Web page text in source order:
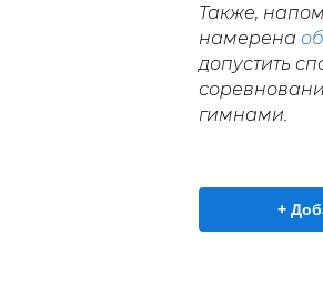
Также,
намерена
допустить
гимнами.
+